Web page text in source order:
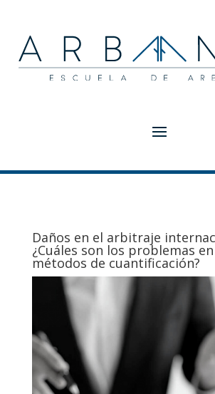
Daños en el arbitraje
¿Cuáles son los problemas
métodos de cuantificación?